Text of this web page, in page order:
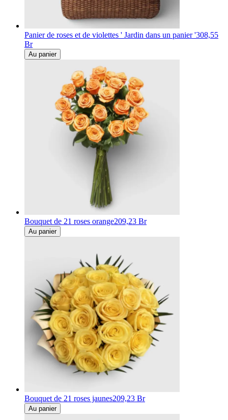
Panier de roses et de violettes ' Jardin dans un panier '308,55
Br
Au panier
Bouquet de 21 roses orange209,23 Br
Au panier
Bouquet de 21 roses jaunes209,23 Br
Au panier